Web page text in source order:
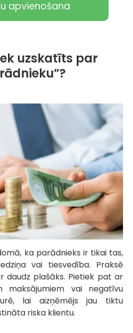
apvienošana
uzskatīts par
ka parādnieks ir tikai tas,
vai tiesvedība. Praksē
daudz plašāks. Pietiek pat ar
maksājumiem vai negatīvu
lai aizņēmējs jau tiktu
riska klientu.